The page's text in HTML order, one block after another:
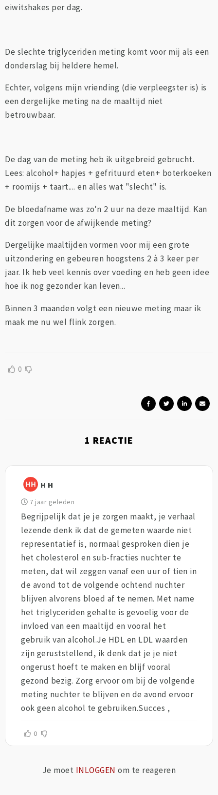
eiwitshakes per dag.
De slechte triglyceriden meting komt voor mij als een
donderslag bij heldere hemel.
Echter, volgens mijn vriending (die verpleegster is) is
een dergelijke meting na de maaltijd niet
betrouwbaar.
De dag van de meting heb ik uitgebreid gebrucht.
Lees: alcohol+ hapjes + gefrituurd eten+ boterkoeken
+ roomijs + taart.... en alles wat "slecht" is.
De bloedafname was zo'n 2 uur na deze maaltijd. Kan
dit zorgen voor de afwijkende meting?
Dergelijke maaltijden vormen voor mij een grote
uitzondering en gebeuren hoogstens 2 à 3 keer per
jaar. Ik heb veel kennis over voeding en heb geen idee
hoe ik nog gezonder kan leven...
Binnen 3 maanden volgt een nieuwe meting maar ik
maak me nu wel flink zorgen.
0
1 REACTIE
H H
7 jaar geleden
Begrijpelijk dat je je zorgen maakt, je verhaal
lezende denk ik dat de gemeten waarde niet
representatief is, normaal gesproken dien je
het cholesterol en sub-fracties nuchter te
meten, dat wil zeggen vanaf een uur of tien in
de avond tot de volgende ochtend nuchter
blijven alvorens bloed af te nemen. Met name
het triglyceriden gehalte is gevoelig voor de
invloed van een maaltijd en vooral het
gebruik van alcohol.Je HDL en LDL waarden
zijn geruststellend, ik denk dat je je niet
ongerust hoeft te maken en blijf vooral
gezond bezig. Zorg ervoor om bij de volgende
meting nuchter te blijven en de avond ervoor
ook geen alcohol te gebruiken.Succes ,
0
Je moet INLOGGEN om te reageren